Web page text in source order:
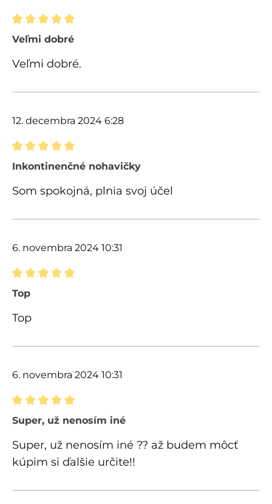
Recenzia s hodnotením 5 z 5 hviezdičiek
Veľmi dobré
Veľmi dobré.
12. decembra 2024 6:28
Recenzia s hodnotením 5 z 5 hviezdičiek
Inkontinenčné nohavičky
Som spokojná, plnia svoj účel
6. novembra 2024 10:31
Recenzia s hodnotením 5 z 5 hviezdičiek
Top
Top
6. novembra 2024 10:31
Recenzia s hodnotením 5 z 5 hviezdičiek
Super, už nenosím iné
Super, už nenosím iné ?? až budem môcť
kúpim si ďalšie určite!!